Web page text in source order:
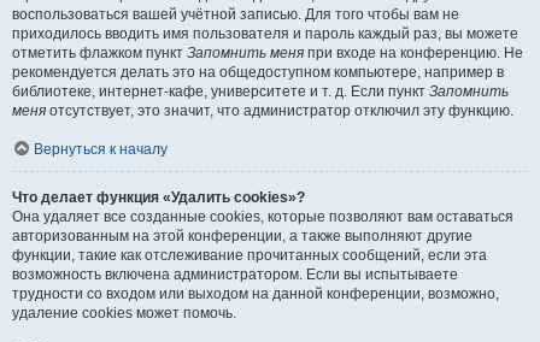
воспользоваться вашей учётной записью. Для того чтобы вам не
приходилось вводить имя пользователя и пароль каждый раз, вы можете
отметить флажком пункт Запомнить меня при входе на конференцию. Не
рекомендуется делать это на общедоступном компьютере, например в
библиотеке, интернет-кафе, университете и т. д. Если пункт Запомнить
меня отсутствует, это значит, что администратор отключил эту функцию.
Вернуться к началу
Что делает функция «Удалить cookies»?
Она удаляет все созданные cookies, которые позволяют вам оставаться
авторизованным на этой конференции, а также выполняют другие
функции, такие как отслеживание прочитанных сообщений, если эта
возможность включена администратором. Если вы испытываете
трудности со входом или выходом на данной конференции, возможно,
удаление cookies может помочь.